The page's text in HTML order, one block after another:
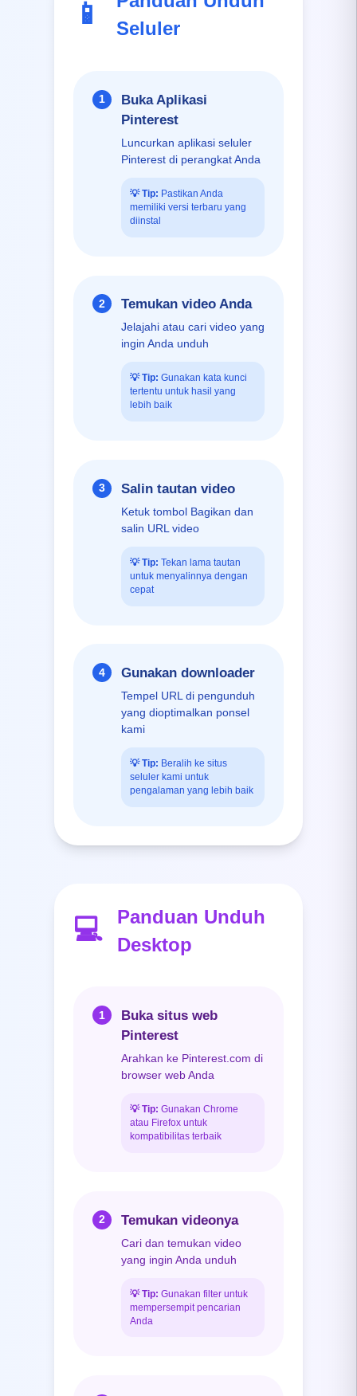
📱
Seluler
1
Buka Aplikasi
Pinterest
Luncurkan aplikasi seluler
Pinterest di perangkat Anda
💡Tip: Pastikan Anda
memiliki versi terbaru yang
diinstal
2 Temukan video Anda
Jelajahi atau cari video yang
ingin Anda unduh
💡Tip: Gunakan kata kunci
tertentu untuk hasil yang
lebih baik
3 Salin tautan video
Ketuk tombol Bagikan dan
salin URL video
💡Tip: Tekan lama tautan
untuk menyalinnya dengan
cepat
4 Gunakan downloader
Tempel URL di pengunduh
yang dioptimalkan ponsel
kami
💡Tip: Beralih ke situs
seluler kami untuk
pengalaman yang lebih baik
💻
Panduan Unduh
Desktop
1
Buka situs web
Pinterest
Arahkan ke Pinterest.com di
browser web Anda
💡Tip: Gunakan Chrome
atau Firefox untuk
kompatibilitas terbaik
2 Temukan videonya
Cari dan temukan video
yang ingin Anda unduh
💡Tip: Gunakan filter untuk
mempersempit pencarian
Anda